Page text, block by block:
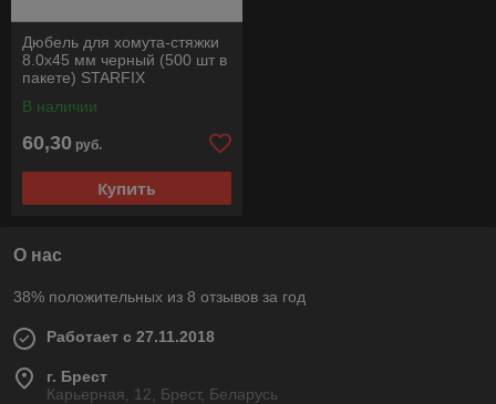
Дюбель для хомута-стяжки
8.0х45 мм черный (500 шт в
пакете) STARFIX
В наличии
60,30 руб.
Купить
О нас
38% положительных из 8 отзывов за год
Работает с 27.11.2018
г. Брест
Карьерная, 12, Брест, Беларусь